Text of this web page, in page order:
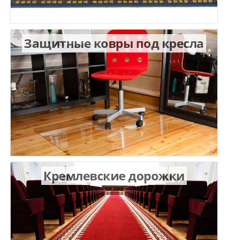
Защитные ковры под кресла
Кремлевские дорожки